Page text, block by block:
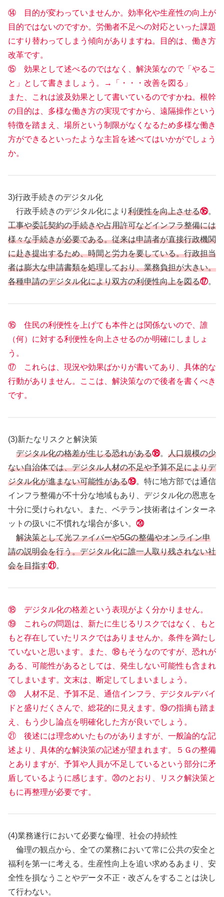
⑭ 目的が変わっていませんか。効率化や生産性の向上が
目的ではないのですか。労働者不足への対応といった課題
にすり替わってしまう傾向がありますね。目的は、働き方
改革です。
⑮ 効果として述べるのではなく、解決策なので「やるこ
と」として書きましょう。→「・・・改善を図る」
また、これは波及効果として書いているのですかね。根幹
の目的は、多様な働き方の実現ですから、遠隔操作という
特徴を踏まえ、場所という制限がなくなるため多様な働き
方ができるといったような主旨を述べてはいかがでしょう
か。
3)行政手続きのデジタル化
行政手続きのデジタル化により 利便性を向上させる⑯。
工事や委託契約の手続きや占用許可などインフラ整備には
様々な手続きが必要である。従来は申請者が直接行政機関
に赴き提出するため、時間と労力を要している。行政担当
者は膨大な申請書類を処理しており、業務負担が大きい。
各種申請のデジタル化により双方の利便性向上を図る⑰。
⑯ 住民の利便性を上げても本件とは関係ないので、誰
（何）に対する利便性を向上させるのか明確にしましょ
う。
⑰ これらは、現況や効果ばかりが書いてあり、具体的な
行動がありません。ここは、解決策なので後者を書くべき
です。
(3)新たなリスクと解決策
デジタル化の格差が生じる恐れがある⑱。 人口規模の少
ない自治体では、デジタル人材の不足や予算不足によりデ
ジタル化が進まない可能性がある⑲。特に地方部では通信
インフラ整備が不十分な地域もあり、デジタル化の恩恵を
十分に受けられない。また、ベテラン技術者はインターネ
ットの扱いに不慣れな場合が多い。 ⑳
解決策として光ファイバーや5Gの整備やオンライン申
請の説明会を行う。デジタル化に誰一人取り残されない社
会を目指す㉑。
⑱ デジタル化の格差という表現がよく分かりません。
⑲ これらの問題は、新たに生じるリスクではなく、もと
もと存在していたリスクではありませんか。条件を満たし
ていないと思います。また、⑱もそうなのですが、恐れが
ある、可能性があるとしては、発生しない可能性も含まれ
てしまいます。文末は、断定してしまいましょう。
⑳ 人材不足、予算不足、通信インフラ、デジタルデバイ
ドと盛りだくさんで、総花的に見えます。⑲の指摘も踏ま
え、もう少し論点を明確化した方が良いでしょう。
㉑ 後述には理念めいたものがありますが、一般論的な記
述より、具体的な解決策の記述が望まれます。５Ｇの整備
とありますが、予算や人員が不足しているという部分に矛
盾しているように感じます。⑳のとおり、リスク解決策と
もに再整理が必要です。
(4)業務遂行において必要な倫理、社会の持続性
倫理の観点から、全ての業務において常に公共の安全と
福利を第一に考える。生産性向上を追い求めるあまり、安
全性を損なうことやデータ不正・改ざんをすることは決し
て行わない。